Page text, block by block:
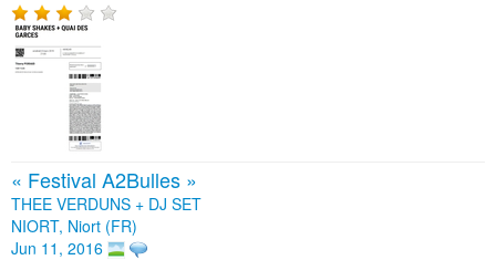
« Festival A2Bulles »
THEE VERDUNS + DJ SET
NIORT, Niort (FR)
Jun 11, 2016